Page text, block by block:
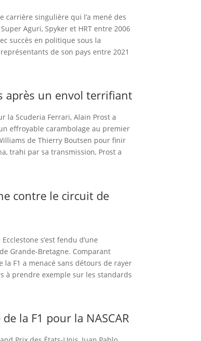
carrière singulière qui l’a mené des
Aguri, Spyker et HRT entre 2006
succès en politique sous la
de son pays entre 2021
après un envol terrifiant
la Scuderia Ferrari, Alain Prost a
effroyable carambolage au premier
de Thierry Boutsen pour finir
trahi par sa transmission, Prost a
contre le circuit de
s’est fendu d’une
Grande-Bretagne. Comparant
F1 a menacé sans détours de rayer
à prendre exemple sur les standards
la F1 pour la NASCAR